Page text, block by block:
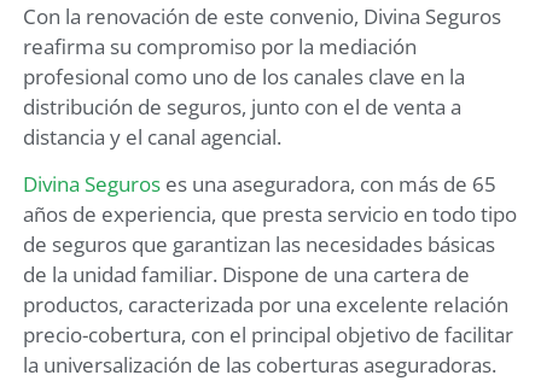
Con la renovación de este convenio, Divina Seguros
reafirma su compromiso por la mediación
profesional como uno de los canales clave en la
distribución de seguros, junto con el de venta a
distancia y el canal agencial.
Divina Seguroses una aseguradora, con más de 65
años de experiencia, que presta servicio en todo tipo
de seguros que garantizan las necesidades básicas
de la unidad familiar. Dispone de una cartera de
productos, caracterizada por una excelente relación
precio-cobertura, con el principal objetivo de facilitar
la universalización de las coberturas aseguradoras.